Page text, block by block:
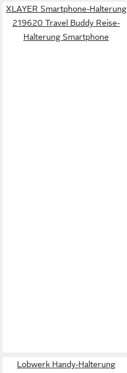
XLAYER Smartphone-Halterung
219620 Travel Buddy Reise-
Halterung Smartphone
Lobwerk Handy-Halterung